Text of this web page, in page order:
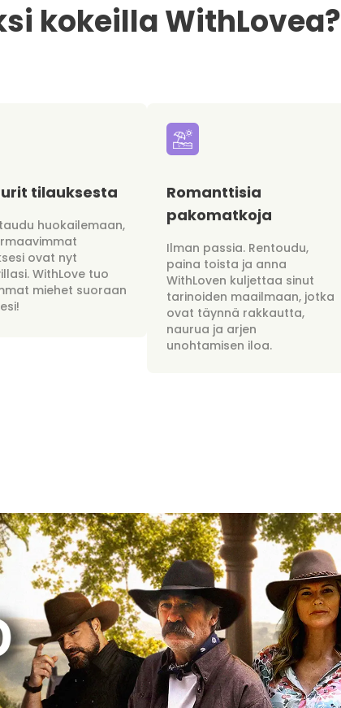
kokeilla WithLovea?
tilauksesta
huokailemaan,
ovat nyt
WithLove tuo
miehet suoraan
Romanttisia
pakomatkoja
Ilman passia. Rentoudu,
paina toista ja anna
WithLoven kuljettaa sinut
tarinoiden maailmaan, jotka
ovat täynnä rakkautta,
naurua ja arjen
unohtamisen iloa.